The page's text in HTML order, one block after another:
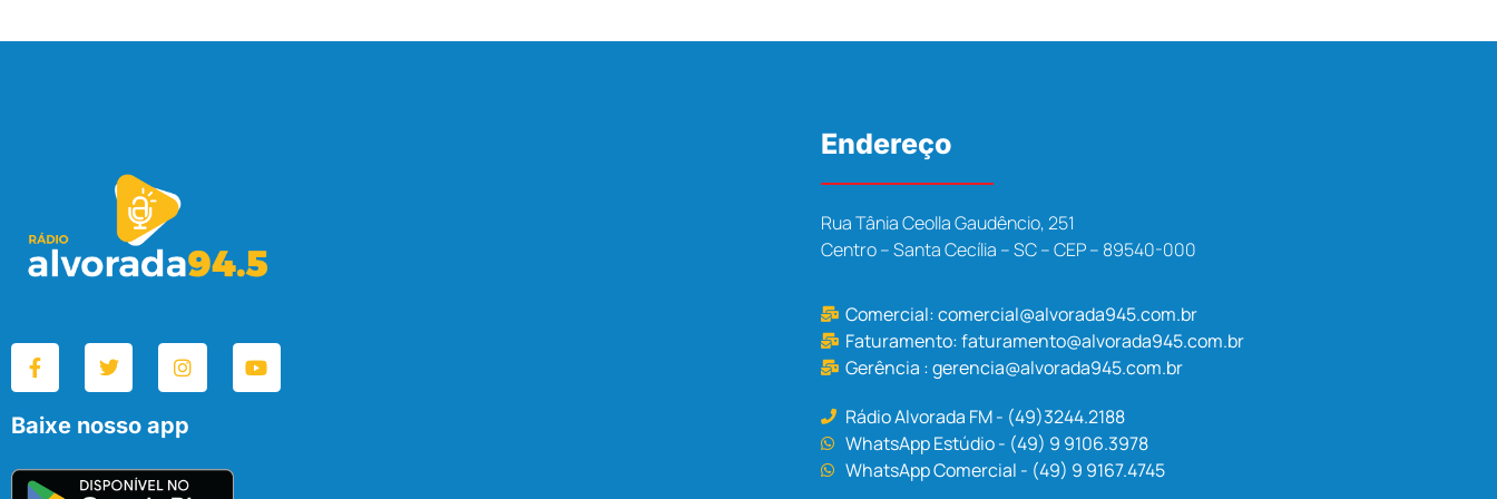
Baixe nosso app
Endereço
Rua Tânia Ceolla Gaudêncio, 251
Centro – Santa Cecília – SC – CEP – 89540-000
Comercial:comercial@alvorada945.com.br
Faturamento:faturamento@alvorada945.com.br
Gerência :gerencia@alvorada945.com.br
Rádio Alvorada FM - (49)3244.2188
WhatsApp Estúdio - (49) 9 9106.3978
WhatsApp Comercial - (49) 9 9167.4745